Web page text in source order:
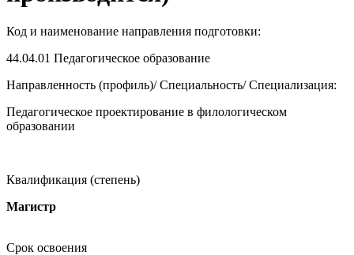
Код и наименование направления подготовки:
44.04.01 Педагогическое образование
Направленность (профиль)/ Специальность/ Специализация:
Педагогическое проектирование в филологическом
образовании
Квалификация (степень)
Магистр
Срок освоения